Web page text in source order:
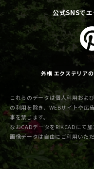
公式SNSで
外構 エクステリア
これらのデータは個人利用およ
の利用を除き、WEBサイトや広
事を禁じます。
なおCADデータをRIKCADにて
画像データは自由にご利用いた